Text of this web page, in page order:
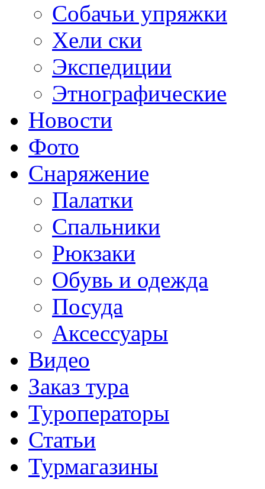
Собачьи упряжки
Хели ски
Экспедиции
Этнографические
Новости
Фото
Снаряжение
Палатки
Спальники
Рюкзаки
Обувь и одежда
Посуда
Аксессуары
Видео
Заказ тура
Туроператоры
Статьи
Турмагазины